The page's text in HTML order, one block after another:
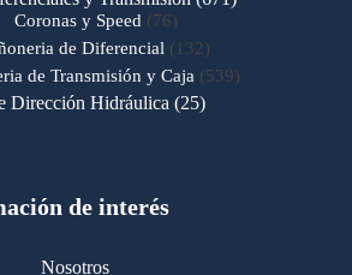
Coronas y Speed 7676
productos
de Diferencial 132 132
productos
de Transmisión y Caja 539539
Dirección Hidráulica 2525
Motores Cummins 723
de interés
Nosotros